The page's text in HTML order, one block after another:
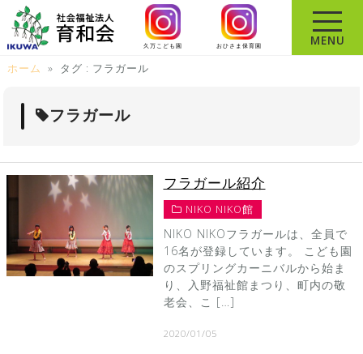
ン
テ
ン
ッ
プ
久万こども園 おひさま保育園
MENU
ホーム » タグ : フラガール
フラガール
フラガール紹介
NIKO NIKO館
NIKO NIKOフラガールは、全員で
16名が登録しています。 こども園
のスプリングカーニバルから始ま
り、入野福祉館まつり、町内の敬
老会、こ […]
2020/01/05